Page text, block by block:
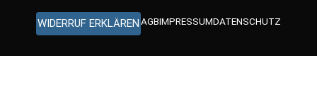
WIDERRUF ERKLÄREN AGBIMPRESSUMDATENSCHUTZ